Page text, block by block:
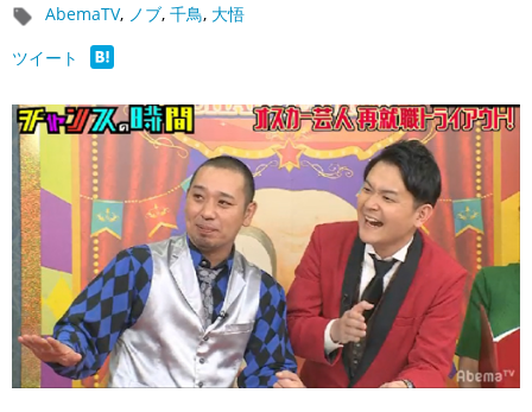
AbemaTV, ノブ, 千鳥, 大悟
ツイート